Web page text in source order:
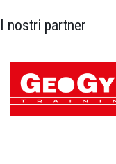
I nostri partner